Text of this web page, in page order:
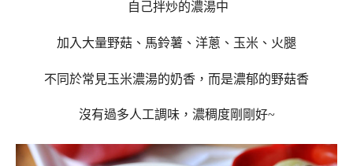
自己拌炒的濃湯中
加入大量野菇、馬鈴薯、洋蔥、玉米、火腿
不同於常見玉米濃湯的奶香，而是濃郁的野菇香
沒有過多人工調味，濃稠度剛剛好~